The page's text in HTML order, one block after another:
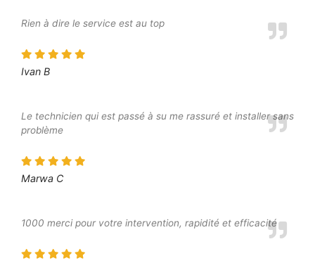
Rien à dire le service est au top
Ivan B
Le technicien qui est passé à su me rassuré et installer sans
problème
Marwa C
1000 merci pour votre intervention, rapidité et efficacité